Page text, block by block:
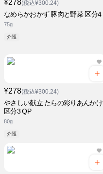
¥278(税込¥300.24)
なめらかおかず 豚肉と野菜 区分4
75g
介護
¥278(税込¥300.24)
やさしい献立 たらの彩りあんかけ
区分3 QP
80g
介護